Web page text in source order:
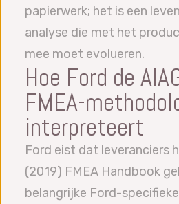
papierwerk; het is een
analyse die met het
mee moet evolueren.
Hoe Ford de
FMEA-
interpreteert
Ford eist dat leveranciers
(2019) FMEA Handbook
belangrijke Ford-